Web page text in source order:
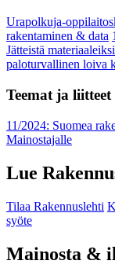
Urapolkuja-
rakentaminen & data
Jätteistä materiaaleiksi
paloturvallinen loiva
Teemat ja liitteet
11/2024: Suomea
Mainostajalle
Lue
Tilaa Rakennuslehti
syöte
Mainosta &